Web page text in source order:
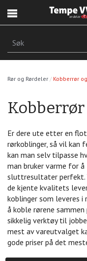
hovedinnhold
Rør og Rørdeler Kobberrør
Kobberrør
Er dere ute etter en
rørkoblinger, så vil kan
kan man selv tilpasse
man bruker varme for
sluttresultater perfekt.
de kjente kvalitets
koblinger som leveres i
å koble rørene
sikkelig verktøy til
mest av vareutvalget
gode priser på det